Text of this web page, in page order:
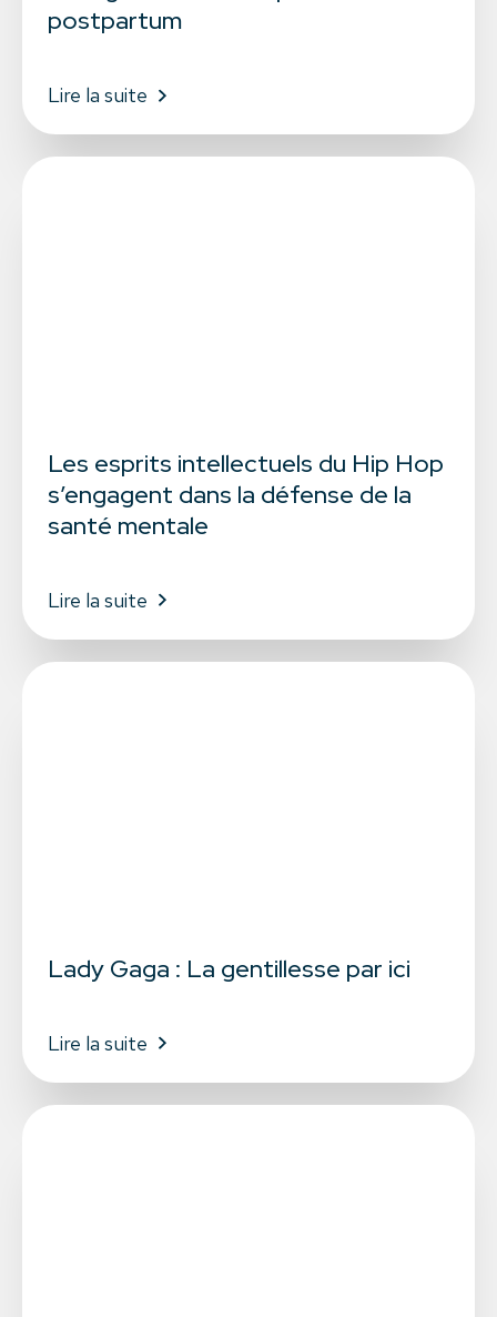
postpartum
Lire la suite
Les esprits intellectuels du Hip Hop
s’engagent dans la défense de la
santé mentale
Lire la suite
Lady Gaga : La gentillesse par ici
Lire la suite